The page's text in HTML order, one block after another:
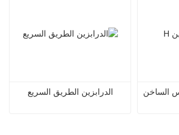
الدرابزين الطريق السريع